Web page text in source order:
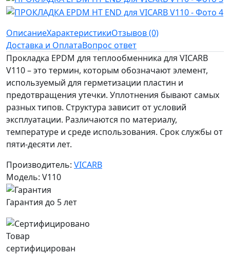
ОписаниеХарактеристикиОтзывов (0)
Доставка и ОплатаВопрос ответ
Прокладка EPDM для теплообменника для VICARB
V110 – это термин, которым обозначают элемент,
используемый для герметизации пластин и
предотвращения утечки. Уплотнения бывают самых
разных типов. Структура зависит от условий
эксплуатации. Различаются по материалу,
температуре и среде использования. Срок службы от
пяти-десяти лет.
Производитель: VICARB
Модель: V110
Гарантия до 5 лет
Товар
сертифицирован